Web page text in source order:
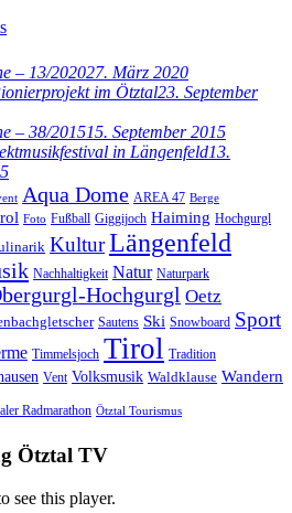
– 13/202027. März 2020
im Ötztal23. September
– 38/201515. September 2015
in Längenfeld13.
Aqua Dome AREA 47 Berge
Foto Fußball Giggijoch Haiming Hochgurgl
KulturLängenfeld
Nachhaltigkeit Natur Naturpark
Hochgurgl Oetz
Sautens Ski Snowboard Sport
Timmelsjoch Tirol Tradition
Vent Volksmusik Waldklause Wandern
Radmarathon Ötztal Tourismus
Ötztal TV
see this player.